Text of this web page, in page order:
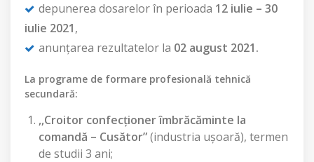
depunerea dosarelor în perioada 12 iulie – 30
iulie 2021,
anunţarea rezultatelor la 02 august 2021.
La programe de formare profesională tehnică
secundară:
,,Croitor confecţioner îmbrăcăminte la
comandă – Cusător”(industria uşoară), termen
de studii 3 ani;